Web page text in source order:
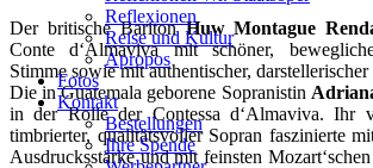
Reflexionen
Reise und Kultur
Apropos
Fotos
Kontakt
Bestellungen
Ihre Spende
Der britische BaritonHuw Montague
Conte d‘Almaviva mit schöner,
Stimme sowie mit authentischer, darstellerischer
Die in Guatemala geborene Sopranistin
in der Rolle der Contessa d‘Almaviva. Ihr
timbrierter, qualitätsvoller Sopran faszinierte
Ausdrucksstärke und mit feinsten